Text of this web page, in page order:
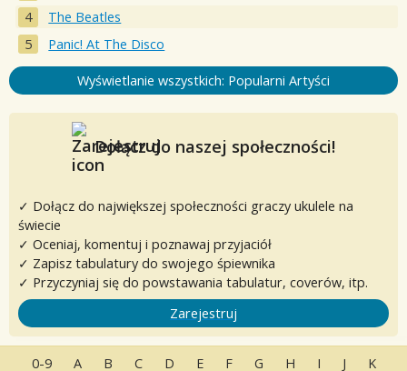
The Beatles
Panic! At The Disco
Wyświetlanie wszystkich: Popularni Artyści
Dołącz do naszej społeczności!
✓ Dołącz do największej społeczności graczy ukulele na
świecie
✓ Oceniaj, komentuj i poznawaj przyjaciół
✓ Zapisz tabulatury do swojego śpiewnika
✓ Przyczyniaj się do powstawania tabulatur, coverów, itp.
Zarejestruj
0-9 A B C D E F G H I J K